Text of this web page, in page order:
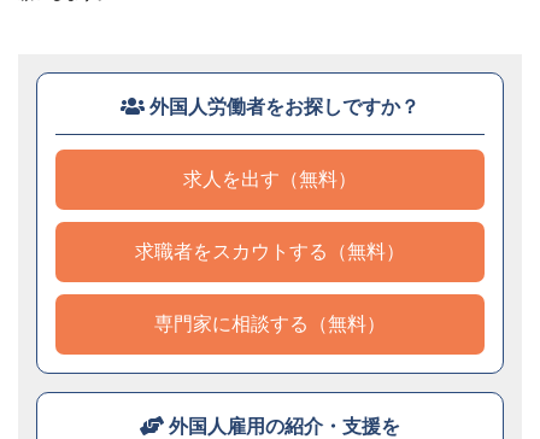
外国人労働者をお探しですか？
求人を出す（無料）
求職者をスカウトする（無料）
専門家に相談する（無料）
外国人雇用の紹介・支援を